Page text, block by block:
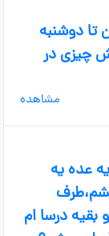
تا دوشنبه
چیزی در
مشاهده
عده یه
و علوم9درست و بقیه درسا ام